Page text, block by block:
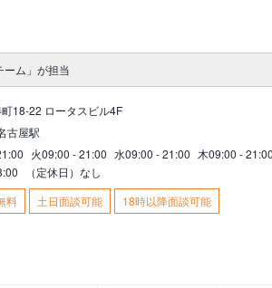
ーム」が担当
18-22 ロータスビル4F
古屋駅
火09:00 - 21:00 水09:00 - 21:00 木09:00 - 21:00
（定休日）なし
料 土日面談可能 18時以降面談可能